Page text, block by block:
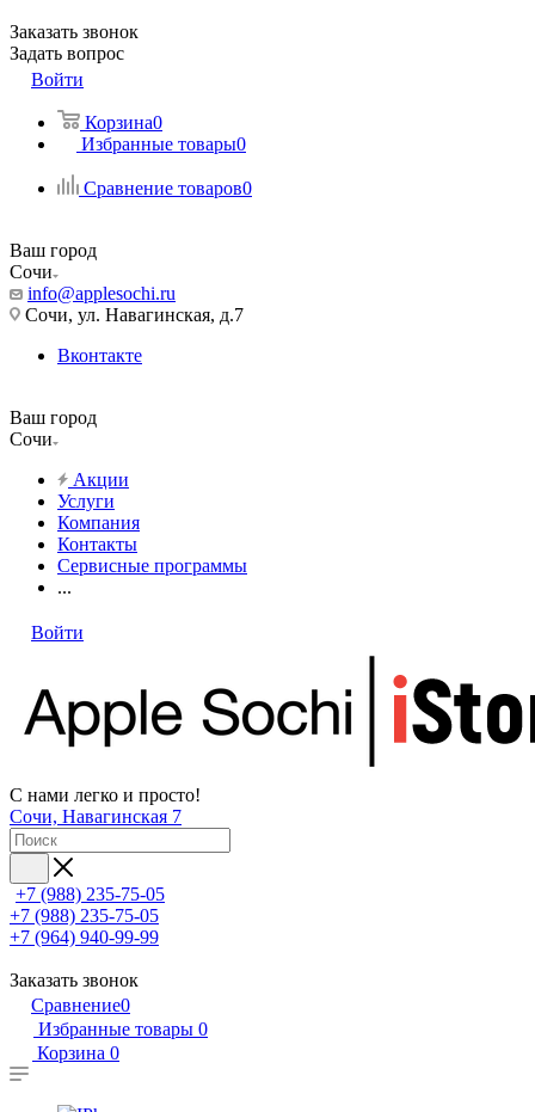
Заказать звонок
Задать вопрос
Войти
Корзина0
Избранные товары0
Сравнение товаров0
Ваш город
Сочи
info@applesochi.ru
Сочи, ул. Навагинская, д.7
Вконтакте
Ваш город
Сочи
Акции
Услуги
Компания
Контакты
Сервисные программы
...
Войти
С нами легко и просто!
Сочи, Навагинская 7
+7 (988) 235-75-05
+7 (988) 235-75-05
+7 (964) 940-99-99
Заказать звонок
Сравнение0
Избранные товары 0
Корзина 0